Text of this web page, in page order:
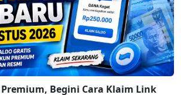
Premium, Begini Cara Klaim Link